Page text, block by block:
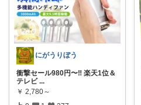
にがうりぼう
衝撃セール980円〜‼️ 楽天1位＆
テレビ ...
￥ 2,780～